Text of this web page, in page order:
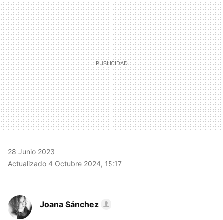
MAIL
28 Junio 2023
Actualizado 4 Octubre 2024, 15:17
Joana Sánchez